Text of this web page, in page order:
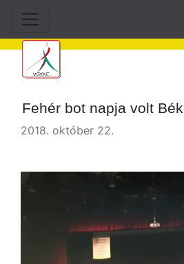
Fehér bot napja volt
2018. október 22.